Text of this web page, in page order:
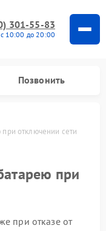
301-55-83
10:00 до 20:00
Позвонить
отключении сети
при
при отказе от